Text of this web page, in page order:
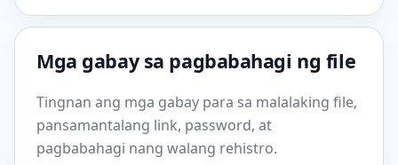
Mga gabay sa pagbabahagi ng file
Tingnan ang mga gabay para sa malalaking file,
pansamantalang link, password, at
pagbabahagi nang walang rehistro.